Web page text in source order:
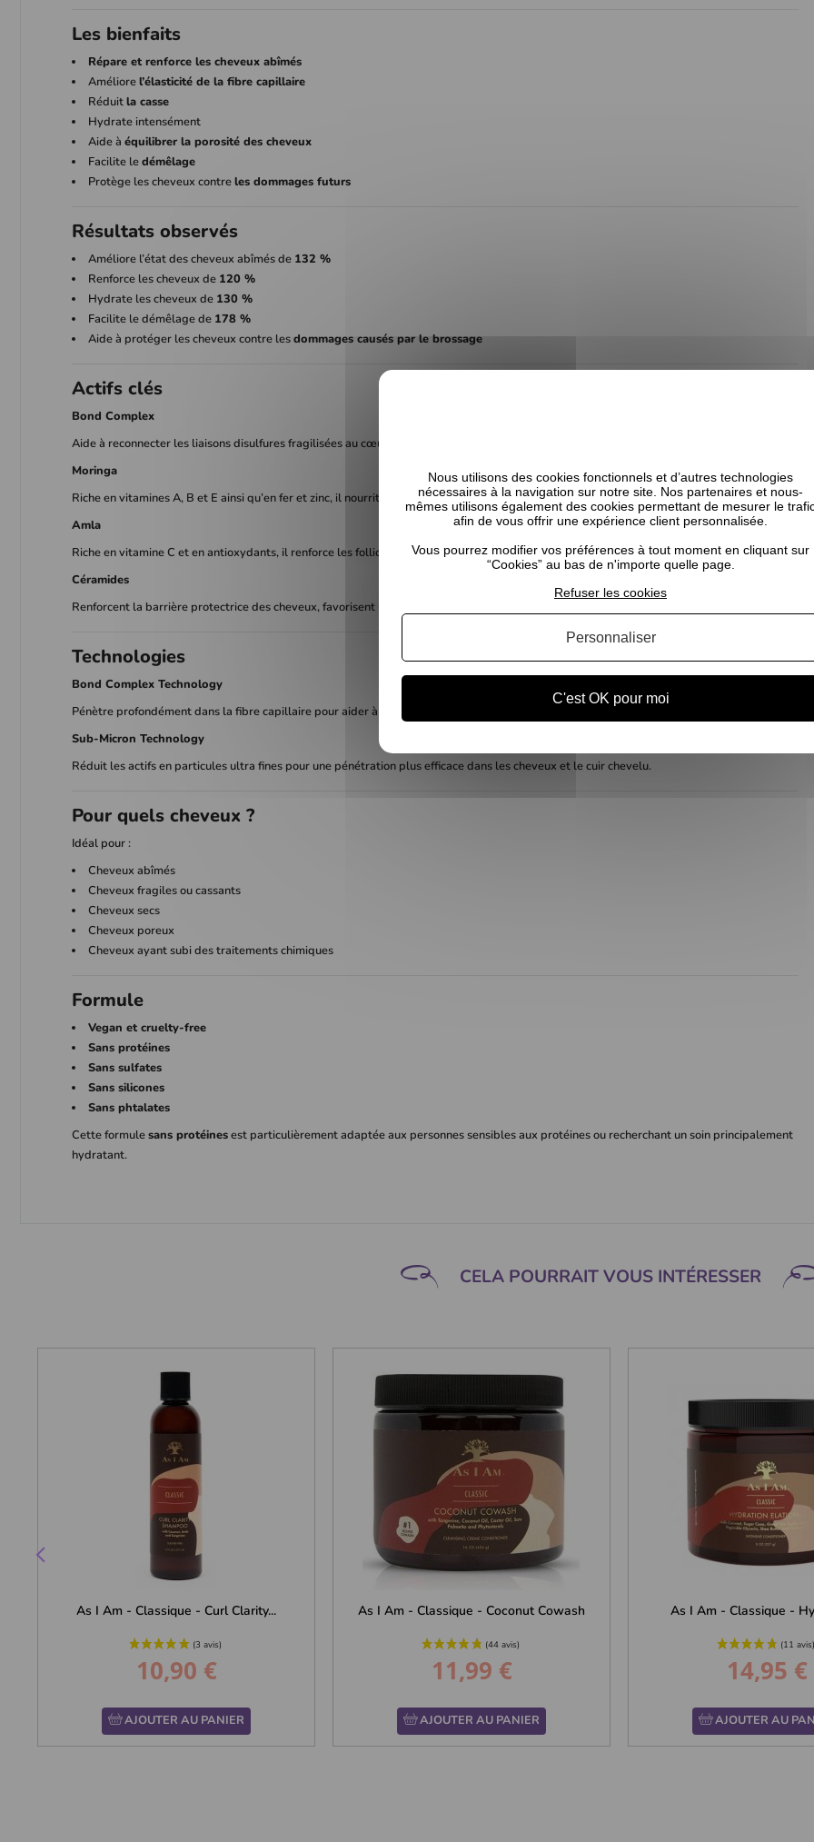
Les bienfaits
Répare et renforce les cheveux abîmés
Améliorel’élasticité de la fibre capillaire
Réduitla casse
Hydrate intensément
Aide à équilibrer la porosité des cheveux
Facilite ledémêlage
Protège les cheveux contreles dommages futurs
Résultats observés
Améliore l’état des cheveux abîmés de 132 %
Renforce les cheveux de 120 %
Hydrate les cheveux de 130 %
Facilite le démêlage de 178 %
Aide à protéger les cheveux contre lesdommages causés par le brossage
Actifs clés
Bond Complex
Aide à reconnecter les liaisons disulfures fragilisées au cœur de la fibre capillaire, améliorant la résistance et l’élasticité des cheveux.
Moringa
Riche en vitamines A, B et E ainsi qu’en fer et zinc, il nourrit le cuir chevelu, favorise une croissance saine et aide à hydrater les cheveux.
Amla
Riche en vitamine C et en antioxydants, il renforce les follicules pileux et soutient la santé du cuir chevelu.
Céramides
Renforcent la barrière protectrice des cheveux, favorisent la rétention d’hydratation et améliorent l’élasticité.
Technologies
Bond Complex Technology
Pénètre profondément dans la fibre capillaire pour aider à reconnecter les liaisons disulfures rompues et renforcer la structure du cheveu.
Sub-Micron Technology
Réduit les actifs en particules ultra fines pour une pénétration plus efficace dans les cheveux et le cuir chevelu.
Pour quels cheveux ?
Idéal pour :
Cheveux abîmés
Cheveux fragiles ou cassants
Cheveux secs
Cheveux poreux
Cheveux ayant subi des traitements chimiques
Formule
Vegan et cruelty-free
Sans protéines
Sans sulfates
Sans silicones
Sans phtalates
Cette formulesans protéinesest particulièrement adaptée aux personnes sensibles aux protéines ou recherchant un soin principalement
hydratant.
CELA POURRAIT VOUS INTÉRESSER
As I Am - Classique - Curl Clarity...
Prix
10,90 €
AJOUTER AU PANIER
As I Am - Classique - Coconut Cowash
Prix
11,99 €
AJOUTER AU PANIER
As I Am - Classique -
Prix
14,95 €
AJOUTER AU
Nous utilisons des cookies fonctionnels et d’autres technologies
nécessaires à la navigation sur notre site. Nos partenaires et nous-
mêmes utilisons également des cookies permettant de mesurer le
afin de vous offrir une expérience client personnalisée.
Vous pourrez modifier vos préférences à tout moment en cliquant sur
“Cookies” au bas de n'importe quelle page.
C'est OK pour moi
Refuser les cookies
Personnaliser